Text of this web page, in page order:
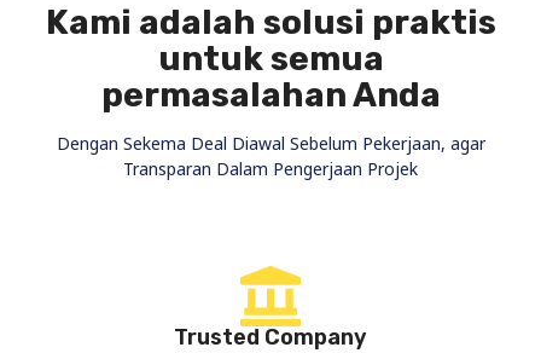
Kami adalah solusi praktis
untuk semua
permasalahan Anda
Dengan Sekema Deal Diawal Sebelum Pekerjaan, agar
Transparan Dalam Pengerjaan Projek
Trusted Company